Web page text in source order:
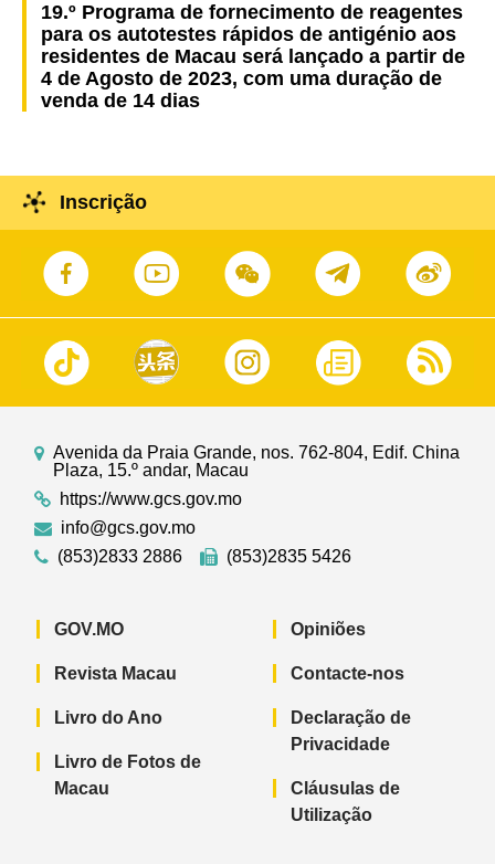
19.º Programa de fornecimento de reagentes
para os autotestes rápidos de antigénio aos
residentes de Macau será lançado a partir de
4 de Agosto de 2023, com uma duração de
venda de 14 dias
Inscrição
Avenida da Praia Grande, nos. 762-804, Edif. China
Plaza, 15.º andar, Macau
https://www.gcs.gov.mo
info@gcs.gov.mo
(853)2833 2886
(853)2835 5426
GOV.MO
Revista Macau
Livro do Ano
Livro de Fotos de
Macau
Opiniões
Contacte-nos
Declaração de
Privacidade
Cláusulas de
Utilização